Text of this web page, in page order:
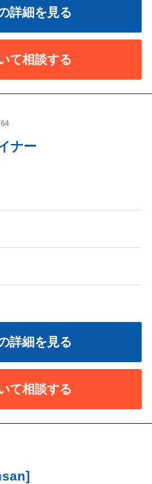
詳細を見る
て相談する
ナー
詳細を見る
て相談する